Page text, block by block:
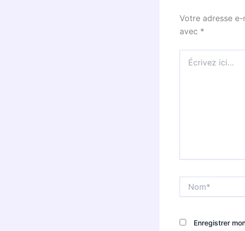
Votre adresse
avec *
ici…
Enregistrer